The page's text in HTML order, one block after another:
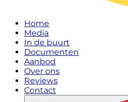
Home
Media
In de buurt
Documenten
Aanbod
Over ons
Reviews
Contact